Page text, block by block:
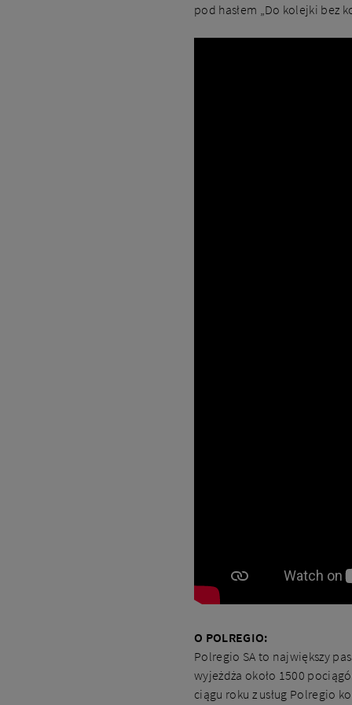
pod hasłem „Do kolejki bez
O POLREGIO:
Polregio SA to największy
wyjeżdża około 1500
ciągu roku z usług Polregio